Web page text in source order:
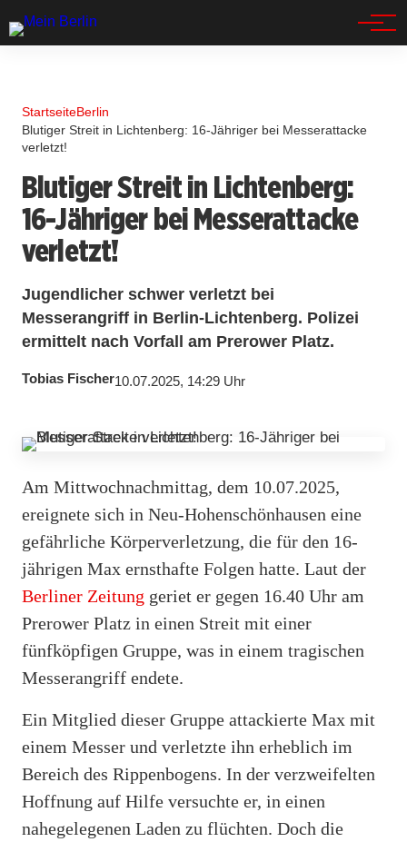
StartseiteBerlin
Blutiger Streit in Lichtenberg: 16-Jähriger bei Messerattacke
verletzt!
Blutiger Streit in Lichtenberg:
16-Jähriger bei Messerattacke
verletzt!
Jugendlicher schwer verletzt bei
Messerangriff in Berlin-Lichtenberg. Polizei
ermittelt nach Vorfall am Prerower Platz.
Tobias Fischer10.07.2025, 14:29 Uhr
Am Mittwochnachmittag, dem 10.07.2025,
ereignete sich in Neu-Hohenschönhausen eine
gefährliche Körperverletzung, die für den 16-
jährigen Max ernsthafte Folgen hatte. Laut der
Berliner Zeitung geriet er gegen 16.40 Uhr am
Prerower Platz in einen Streit mit einer
fünfköpfigen Gruppe, was in einem tragischen
Messerangriff endete.
Ein Mitglied dieser Gruppe attackierte Max mit
einem Messer und verletzte ihn erheblich im
Bereich des Rippenbogens. In der verzweifelten
Hoffnung auf Hilfe versuchte er, in einen
nahegelegenen Laden zu flüchten. Doch die